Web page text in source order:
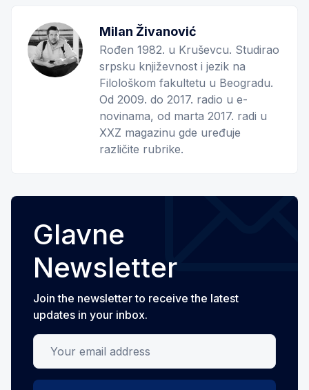
Milan Živanović
Rođen 1982. u Kruševcu. Studirao
srpsku književnost i jezik na
Filološkom fakultetu u Beogradu.
Od 2009. do 2017. radio u e-
novinama, od marta 2017. radi u
XXZ magazinu gde uređuje
različite rubrike.
Glavne
Newsletter
Join the newsletter to receive the latest
updates in your inbox.
Your email address